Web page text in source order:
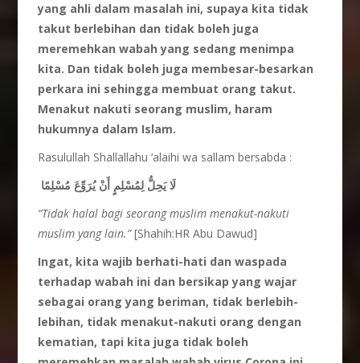
yang ahli dalam masalah ini, supaya kita tidak
takut berlebihan dan tidak boleh juga
meremehkan wabah yang sedang menimpa
kita. Dan tidak boleh juga membesar-besarkan
perkara ini sehingga membuat orang takut.
Menakut nakuti seorang muslim, haram
hukumnya dalam Islam.
Rasulullah Shallallahu ‘alaihi wa sallam bersabda :
لَا يَحِلُّ لِمُسْلِمٍ أَنْ يُرَوِّعَ مُسْلِمًا
“Tidak halal bagi seorang muslim menakut-nakuti
muslim yang lain.”[Shahih:HR Abu Dawud]
Ingat, kita wajib berhati-hati dan waspada
terhadap wabah ini dan bersikap yang wajar
sebagai orang yang beriman, tidak berlebih-
lebihan, tidak menakut-nakuti orang dengan
kematian, tapi kita juga tidak boleh